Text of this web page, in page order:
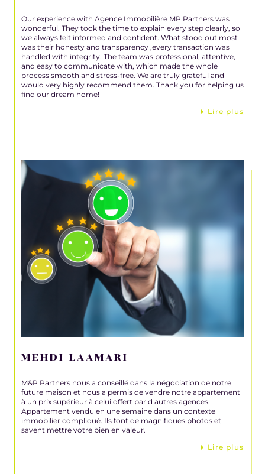
Our experience with Agence Immobilière MP Partners was
wonderful. They took the time to explain every step clearly, so
we always felt informed and confident. What stood out most
was their honesty and transparency ,every transaction was
handled with integrity. The team was professional, attentive,
and easy to communicate with, which made the whole
process smooth and stress-free. We are truly grateful and
would very highly recommend them. Thank you for helping us
find our dream home!
Lire plus
MEHDI LAAMARI
M&P Partners nous a conseillé dans la négociation de notre
future maison et nous a permis de vendre notre appartement
à un prix supérieur à celui offert par d autres agences.
Appartement vendu en une semaine dans un contexte
immobilier compliqué. Ils font de magnifiques photos et
savent mettre votre bien en valeur.
Lire plus